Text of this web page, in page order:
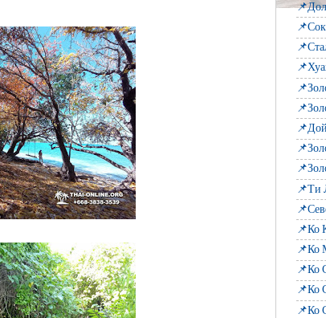
📌Ти
📌Ко
📌Ко
📌Ко
📌Ко
📌Ко